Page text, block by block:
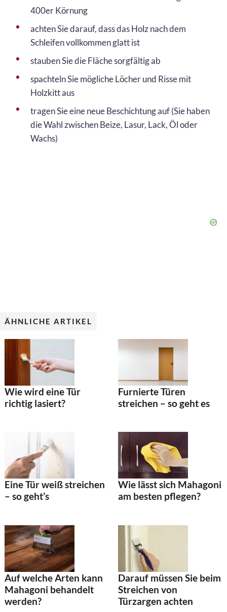
400er Körnung
achten Sie darauf, dass das Holz nach dem
Schleifen vollkommen glatt ist
stauben Sie die Fläche sorgfältig ab
spachteln Sie mögliche Löcher und Risse mit
Holzkitt aus
tragen Sie eine neue Beschichtung auf (Sie haben
die Wahl zwischen Beize, Lasur, Lack, Öl oder
Wachs)
ÄHNLICHE ARTIKEL
Wie wird eine Tür
richtig lasiert?
Furnierte Türen
streichen – so geht es
Eine Tür weiß streichen
– so geht’s
Wie lässt sich Mahagoni
am besten pflegen?
Auf welche Arten kann
Mahagoni behandelt
werden?
Darauf müssen Sie beim
Streichen von
Türzargen achten